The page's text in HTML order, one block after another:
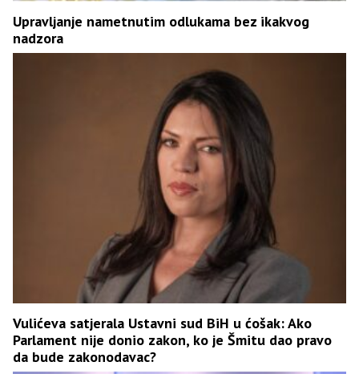
Upravljanje nametnutim odlukama bez ikakvog
nadzora
Vulićeva satjerala Ustavni sud BiH u ćošak: Ako
Parlament nije donio zakon, ko je Šmitu dao pravo
da bude zakonodavac?